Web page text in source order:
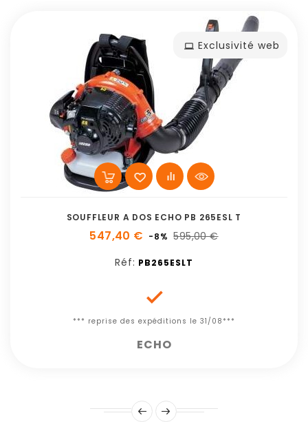
Exclusivité web
SOUFFLEUR A DOS ECHO PB 265ESL T
547,40 € -8% 595,00 €
Réf: PB265ESLT

*** reprise des expéditions le 31/08***
ECHO